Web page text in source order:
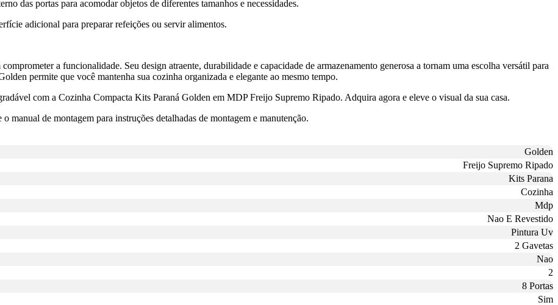
das portas para acomodar objetos de diferentes tamanhos e necessidades.
adicional para preparar refeições ou servir alimentos.
a funcionalidade. Seu design atraente, durabilidade e capacidade de armazenamento generosa a tornam uma escolha versátil para
permite que você mantenha sua cozinha organizada e elegante ao mesmo tempo.
com a Cozinha Compacta Kits Paraná Golden em MDP Freijo Supremo Ripado. Adquira agora e eleve o visual da sua casa.
de montagem para instruções detalhadas de montagem e manutenção.
Golden
Freijo Supremo Ripado
Kits Parana
Cozinha
Mdp
Nao E Revestido
Pintura Uv
2 Gavetas
Nao
2
8 Portas
Sim